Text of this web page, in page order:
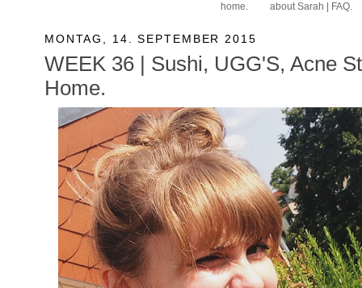
home. about Sarah | FAQ.
MONTAG, 14. SEPTEMBER 2015
WEEK 36 | Sushi, UGG'S, Acne
Home.